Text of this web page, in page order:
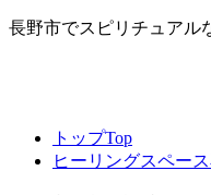
長野市でスピリチュアル
トップTop
ヒーリングスペー